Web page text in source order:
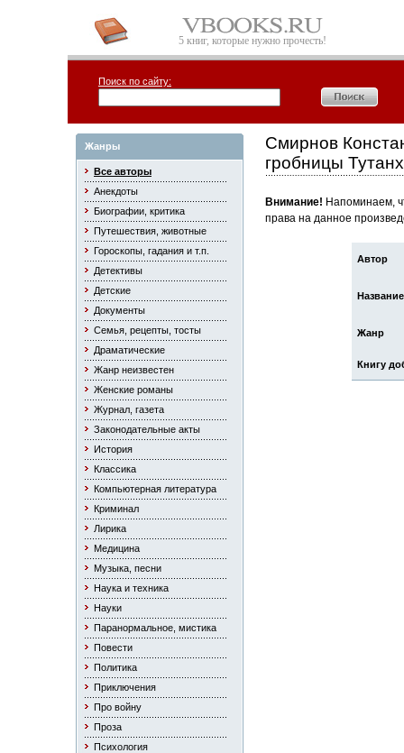
5 книг, которые нужно прочесть!
Поиск по сайту:
Жанры
Все авторы
Анекдоты
Биографии, критика
Путешествия, животные
Гороскопы, гадания и т.п.
Детективы
Детские
Документы
Семья, рецепты, тосты
Драматические
Жанр неизвестен
Женские романы
Журнал, газета
Законодательные акты
История
Классика
Компьютерная литература
Криминал
Лирика
Медицина
Музыка, песни
Наука и техника
Науки
Паранормальное, мистика
Повести
Политика
Приключения
Про войну
Проза
Психология
Смирнов
гробницы
Внимание! Напоминаем,
права на данное
Автор
Название
Жанр
Книгу